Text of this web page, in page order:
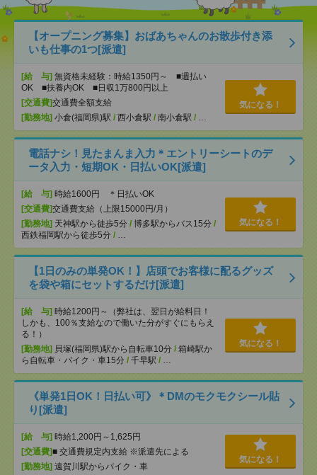
【オープニング募集】おばあちゃんのお散歩付き添
いも仕事の1つ[派遣]
[給 与] 無資格未経験：時給1350円～ ■週払い
OK ■扶養内OK ■日収1万800円以上
[交通費]交通費全額支給
[勤務地] 小倉(福岡県)駅 / 西小倉駅 / 南小倉駅 / …
気になる！
電話ナシ！見たまんま入力＊エントリーシートのデ
ータ入力・短期OK・日払いOK[派遣]
[給 与] 時給1600円 ＊日払いOK
[交通費]交通費支給（上限15000円/月）
[勤務地] 天神駅から徒歩5分 / 博多駅からバス15分 /
西鉄福岡駅から徒歩5分 / …
気になる！
【1日のみの単発OK！】店頭でお客様に配るグッズ
を袋や箱にセットするだけ[派遣]
[給 与] 時給1200円～（弊社は、翌日が給料日！
しかも、100％支給なので働いた分がすぐにもらえ
る！）
[勤務地] 貝塚(福岡県)駅から自転車10分 / 箱崎駅か
ら自転車・バイク・車15分 / 千早駅 / …
気になる！
《単発1日OK！日払い可》＊DMのモクモクシール貼
り[派遣]
[給 与] 時給1,200円～1,625円
[交通費]■ 交通費規定内支給 ※派遣先による
[勤務地] 遠賀川駅からバイク・車
気になる！